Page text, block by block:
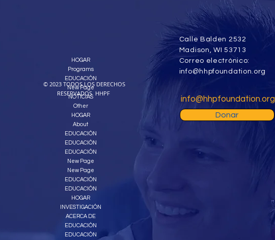
HOGAR
Programs
EDUCACIÓN
New Page
NOTICIAS
Other
HOGAR
About
EDUCACIÓN
EDUCACIÓN
EDUCACIÓN
New Page
New Page
EDUCACIÓN
EDUCACIÓN
HOGAR
INVESTIGACIÓN
ACERCA DE
EDUCACIÓN
EDUCACIÓN
Calle Balden 2532
Madison, WI 53713
Correo electrónico:
info@hhpfoundation.org
info@hhpfoundation.org
Donar
© 2023 TODOS LOS DERECHOS
RESERVADOS HHPF